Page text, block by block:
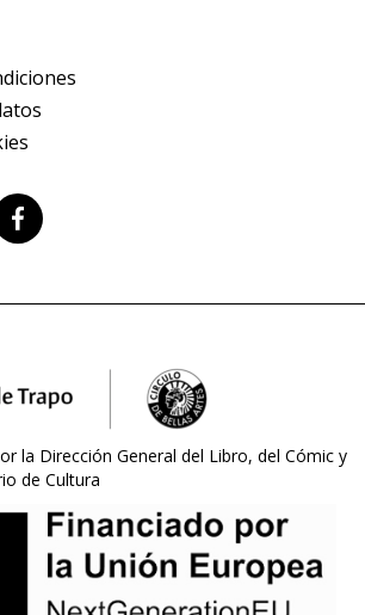
la Dirección General del Libro, del Cómic y
de Cultura